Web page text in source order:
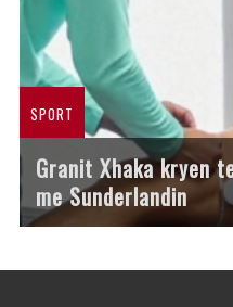
SPORT
Granit Xhaka kryen
me Sunderlandin